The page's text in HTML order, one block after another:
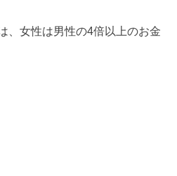
、女性は男性の4倍以上のお金